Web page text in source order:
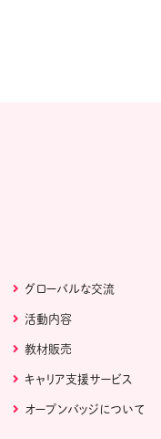
グローバルな交流
活動内容
教材販売
キャリア支援サービス
オープンバッジについて